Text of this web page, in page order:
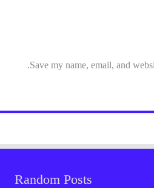
Save my name, email, and
Random Posts